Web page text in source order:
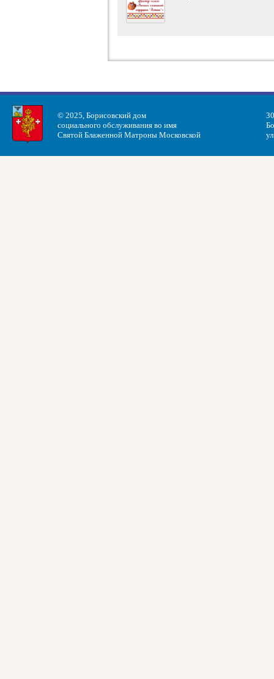
© 2025, Борисовский дом
социального обслуживания во имя
Святой Блаженной Матроны Московской